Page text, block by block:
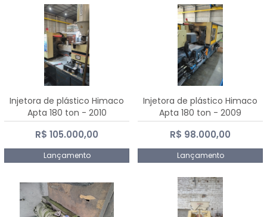
Injetora de plástico Himaco
Apta 180 ton - 2010
R$ 105.000,00
Lançamento
Injetora de plástico Himaco
Apta 180 ton - 2009
R$ 98.000,00
Lançamento